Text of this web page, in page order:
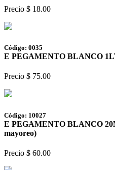
Precio $ 18.00
Código: 0035
E PEGAMENTO BLANCO
Precio $ 75.00
Código: 10027
E PEGAMENTO BLANCO
mayoreo)
Precio $ 60.00